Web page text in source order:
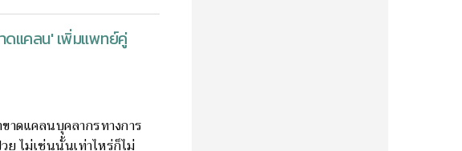
ดแคลน' เพิ่มแพทย์คู่
ดแคลนบุคลากรทางการ
ไม่เช่นนั้นเท่าไหร่ก็ไม่